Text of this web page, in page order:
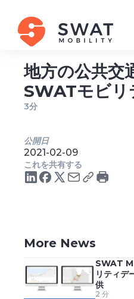
地方の公共交
SWATモビリ
3分
公開日
2021-02-09
これを共有する
More News
SWAT
リティデ
供
2 分